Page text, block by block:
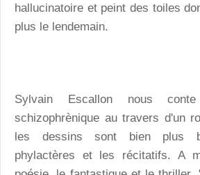
hallucinatoire et peint des toiles
plus le lendemain.
Sylvain Escallon nous
schizophrènique au travers d'un
les dessins sont bien plus
phylactères et les récitatifs. A